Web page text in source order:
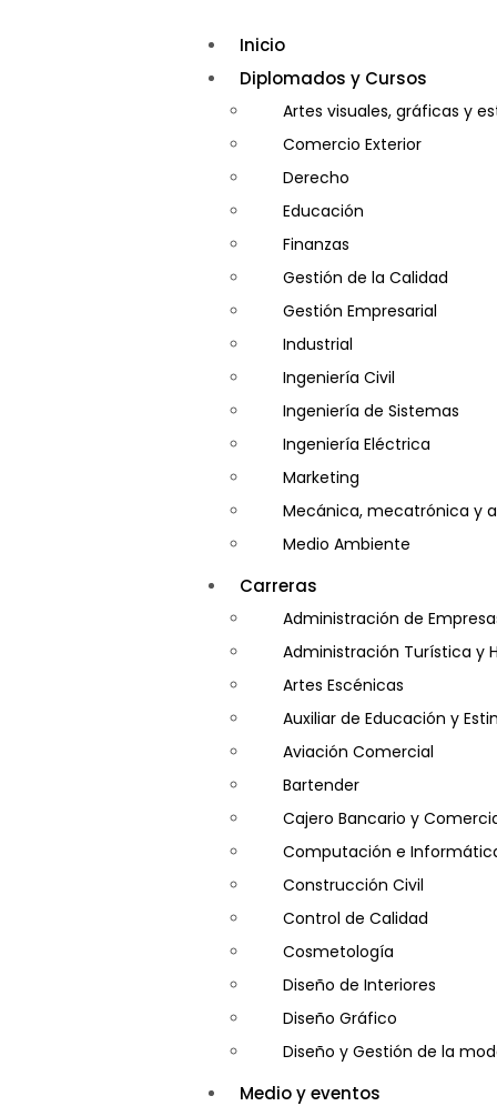
Inicio
Diplomados y Cursos
Artes visuales, gráficas y
Comercio Exterior
Derecho
Educación
Finanzas
Gestión de la Calidad
Gestión Empresarial
Industrial
Ingeniería Civil
Ingeniería de Sistemas
Ingeniería Eléctrica
Marketing
Mecánica, mecatrónica y
Medio Ambiente
Minería e Hidrocarburos
Salud y Psicología
Seguridad
Carreras
Administración de
Administración Turística y
Artes Escénicas
Auxiliar de Educación y
Aviación Comercial
Bartender
Cajero Bancario y
Computación e
Construcción Civil
Control de Calidad
Cosmetología
Diseño de Interiores
Diseño Gráfico
Diseño y Gestión de la
Entrenador Personal y
Medio y eventos